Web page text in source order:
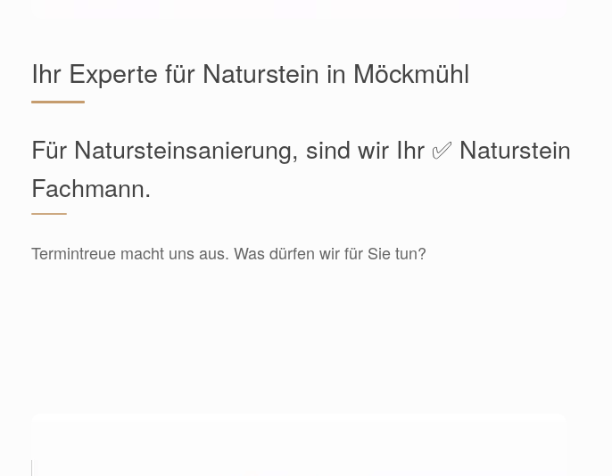
Ihr Experte für Naturstein in Möckmühl
Für Natursteinsanierung, sind wir Ihr ✅ Naturstein
Fachmann.
Termintreue macht uns aus. Was dürfen wir für Sie tun?